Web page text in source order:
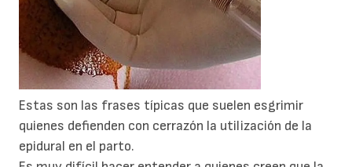
Estas son las frases típicas que suelen esgrimir
quienes defienden con cerrazón la utilización de la
epidural en el parto.